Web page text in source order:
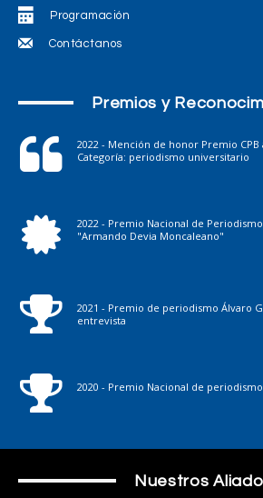
Programación
Contáctanos
Premios y
2022 - Mención de honor Premio
Categoría: periodismo universitario
2022 - Premio Nacional de
"Armando Devia Moncaleano"
2021 - Premio de periodismo Álvaro
entrevista
2020 - Premio Nacional de periodismo
Nuestros